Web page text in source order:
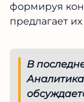
прогнозы и
В